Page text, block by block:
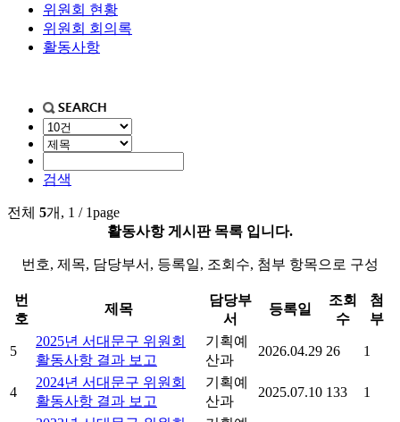
위원회 현황
위원회 회의록
활동사항
검색
전체 5개, 1 / 1page
활동사항 게시판 목록 입니다.
번호, 제목, 담당부서, 등록일, 조회수, 첨부 항목으로 구성
번
호
제목
담당부
서
등록일
조회
수
첨
부
5
2025년 서대문구 위원회
활동사항 결과 보고
기획예
산과
2026.04.29 26 1
4
2024년 서대문구 위원회
활동사항 결과 보고
기획예
산과
2025.07.10 133 1